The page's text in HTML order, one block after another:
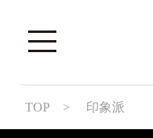
TOP > 印象派